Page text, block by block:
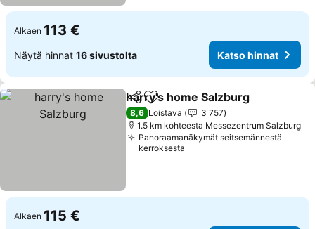
Alkaen 113 €
Näytä hinnat 16 sivustolta Katso hinnat
Jaa Lisää suosikkeihin
harry's home Salzburg
8,6 Loistava
3 757
1.5 km kohteesta Messezentrum Salzburg
Panoraamanäkymät seitsemännestä
kerroksesta
Alkaen 115 €